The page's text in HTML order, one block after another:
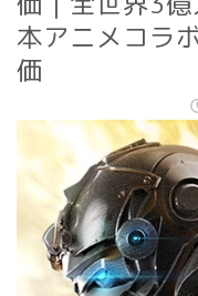
本アニメコラ
価